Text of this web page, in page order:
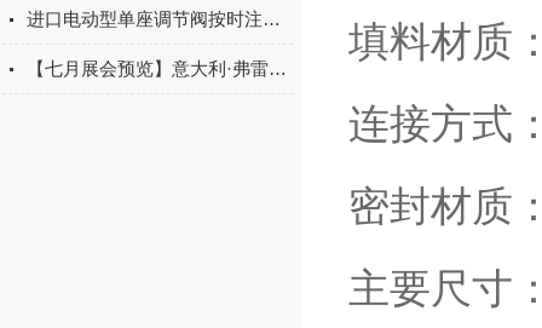
进口电动型单座调节阀按时注脂的功效说明
【七月展会预览】意大利·弗雷西诚挚邀请您共襄盛会！
填料材质
连接方式
密封材质
主要尺寸